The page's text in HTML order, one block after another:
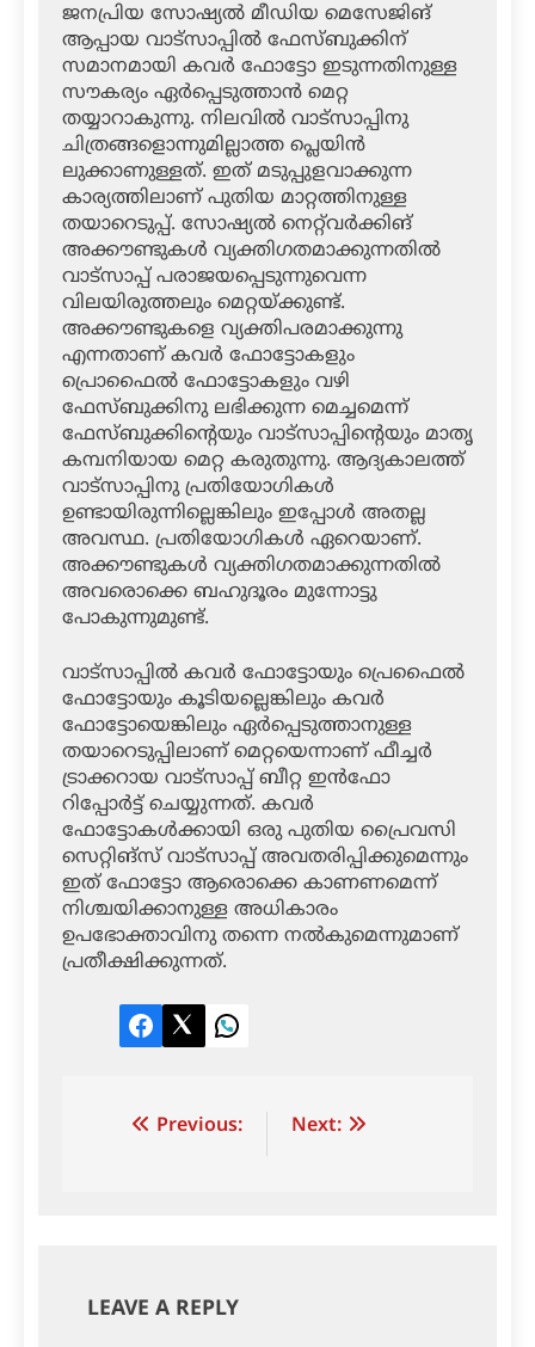
ജനപ്രിയ സോഷ്യല്‍ മീഡിയ മെസേജിങ്
ആപ്പായ വാട്‌സാപ്പില്‍ ഫേസ്ബുക്കിന്
സമാനമായി കവര്‍ ഫോട്ടോ ഇടുന്നതിനുള്ള
സൗകര്യം ഏര്‍പ്പെടുത്താന്‍ മെറ്റ
തയ്യാറാകുന്നു. നിലവില്‍ വാട്‌സാപ്പിനു
ചിത്രങ്ങളൊന്നുമില്ലാത്ത പ്ലെയിന്‍
ലുക്കാണുള്ളത്. ഇത് മടുപ്പുളവാക്കുന്ന
കാര്യത്തിലാണ് പുതിയ മാറ്റത്തിനുള്ള
തയാറെടുപ്പ്. സോഷ്യല്‍ നെറ്റ്‌വര്‍ക്കിങ്
അക്കൗണ്ടുകള്‍ വ്യക്തിഗതമാക്കുന്നതില്‍
വാട്‌സാപ്പ് പരാജയപ്പെടുന്നുവെന്ന
വിലയിരുത്തലും മെറ്റയ്ക്കുണ്ട്.
അക്കൗണ്ടുകളെ വ്യക്തിപരമാക്കുന്നു
എന്നതാണ് കവര്‍ ഫോട്ടോകളും
പ്രൊഫൈല്‍ ഫോട്ടോകളും വഴി
ഫേസ്ബുക്കിനു ലഭിക്കുന്ന മെച്ചമെന്ന്
ഫേസ്ബുക്കിന്റെയും വാട്‌സാപ്പിന്റെയും മാതൃ
കമ്പനിയായ മെറ്റ കരുതുന്നു. ആദ്യകാലത്ത്
വാട്‌സാപ്പിനു പ്രതിയോഗികള്‍
ഉണ്ടായിരുന്നില്ലെങ്കിലും ഇപ്പോള്‍ അതല്ല
അവസ്ഥ. പ്രതിയോഗികള്‍ ഏറെയാണ്.
അക്കൗണ്ടുകള്‍ വ്യക്തിഗതമാക്കുന്നതില്‍
അവരൊക്കെ ബഹുദൂരം മുന്നോട്ടു
പോകുന്നുമുണ്ട്.
വാട്‌സാപ്പില്‍ കവര്‍ ഫോട്ടോയും പ്രെഫൈല്‍
ഫോട്ടോയും കൂടിയല്ലെങ്കിലും കവര്‍
ഫോട്ടോയെങ്കിലും ഏര്‍പ്പെടുത്താനുള്ള
തയാറെടുപ്പിലാണ് മെറ്റയെന്നാണ് ഫീച്ചര്‍
ട്രാക്കറായ വാട്‌സാപ്പ് ബീറ്റ ഇന്‍ഫോ
റിപ്പോര്‍ട്ട് ചെയ്യുന്നത്. കവര്‍
ഫോട്ടോകള്‍ക്കായി ഒരു പുതിയ പ്രൈവസി
സെറ്റിങ്‌സ് വാട്‌സാപ്പ് അവതരിപ്പിക്കുമെന്നും
ഇത് ഫോട്ടോ ആരൊക്കെ കാണണമെന്ന്
നിശ്ചയിക്കാനുള്ള അധികാരം
ഉപഭോക്താവിനു തന്നെ നല്‍കുമെന്നുമാണ്
പ്രതീക്ഷിക്കുന്നത്.
Facebook
TwitterLinkedIn
Post Previous: Next:
LEAVE A REPLY